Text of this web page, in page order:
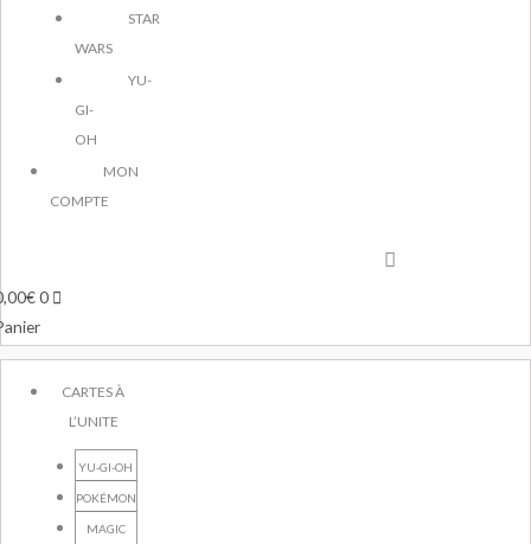
STAR
WARS
YU-
GI-
OH
MON
COMPTE
€0
CARTES À
L’UNITE
YU-GI-OH
POKÉMON
MAGIC